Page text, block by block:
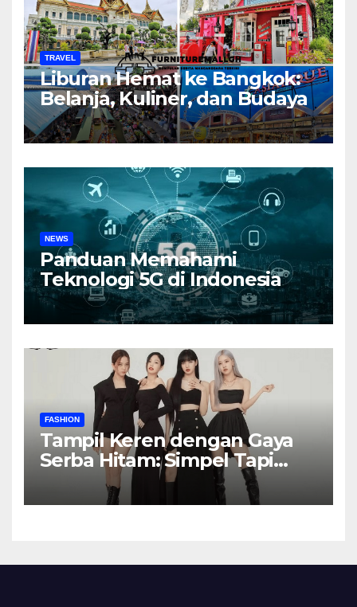
TRAVEL
Liburan Hemat ke Bangkok:
Belanja, Kuliner, dan Budaya
NEWS
Panduan Memahami
Teknologi 5G di Indonesia
FASHION
Tampil Keren dengan Gaya
Serba Hitam: Simpel Tapi